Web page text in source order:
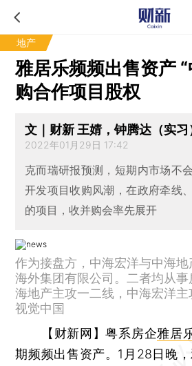
地产
雅居乐频频出售资产
购合作项目股权
文｜财新 王婧，钟腾达（实习
2022年01月29日 17:42
克而瑞研报预测，短期内市场不
开发项目收购风潮，在政府牵线
的项目，收并购会率先展开
作为接盘方，中海宏洋与中海
海外集团有限公司。二者均从
海地产主攻一二线，中海宏洋
视觉中国
【财新网】粤系房企雅居
期频频出售资产。1月28日晚